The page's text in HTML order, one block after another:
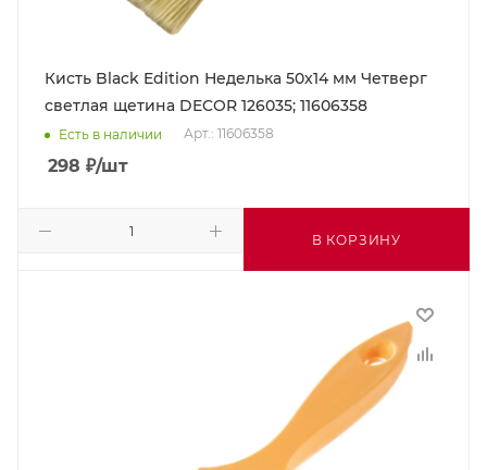
Кисть Black Edition Неделька 50х14 мм Четверг
светлая щетина DECOR 126035; 11606358
Есть в наличии Арт.: 11606358
298 ₽/шт
В КОРЗИНУ